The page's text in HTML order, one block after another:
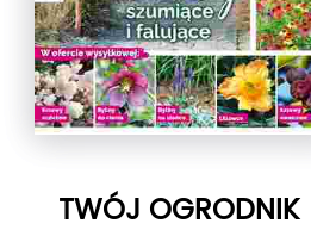
TWÓJ OGRODNIK